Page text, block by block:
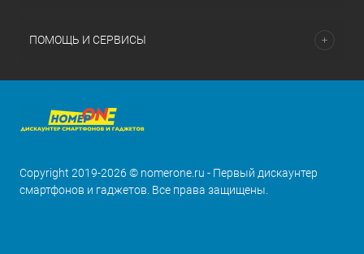
ПОМОЩЬ И СЕРВИСЫ
Copyright 2019-2026 © nomerone.ru - Первый дискаунтер
смартфонов и гаджетов. Все права защищены.